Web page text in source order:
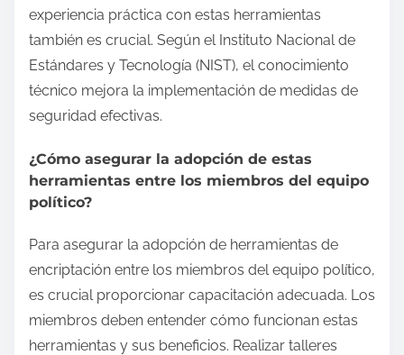
experiencia práctica con estas herramientas
también es crucial. Según el Instituto Nacional de
Estándares y Tecnología (NIST), el conocimiento
técnico mejora la implementación de medidas de
seguridad efectivas.
¿Cómo asegurar la adopción de estas
herramientas entre los miembros del equipo
político?
Para asegurar la adopción de herramientas de
encriptación entre los miembros del equipo político,
es crucial proporcionar capacitación adecuada. Los
miembros deben entender cómo funcionan estas
herramientas y sus beneficios. Realizar talleres